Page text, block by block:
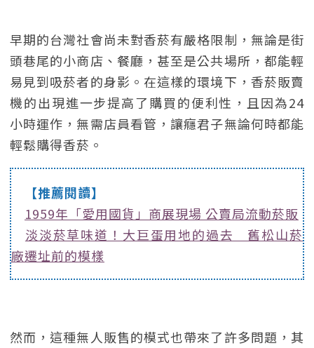
早期的台灣社會尚未對香菸有嚴格限制，無論是街
頭巷尾的小商店、餐廳，甚至是公共場所，都能輕
易見到吸菸者的身影。在這樣的環境下，香菸販賣
機的出現進一步提高了購買的便利性，且因為24
小時運作，無需店員看管，讓癮君子無論何時都能
輕鬆購得香菸。
【推薦閱讀】
1959年「愛用國貨」商展現場 公賣局流動菸販
淡淡菸草味道！大巨蛋用地的過去 舊松山菸
廠遷址前的模樣
然而，這種無人販售的模式也帶來了許多問題，其